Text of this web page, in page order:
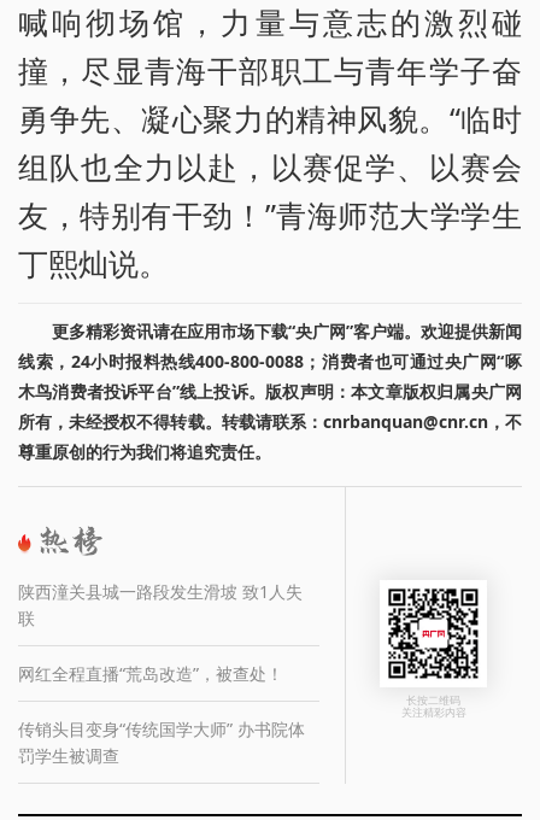
喊响彻场馆，力量与意志的激烈碰
撞，尽显青海干部职工与青年学子奋
勇争先、凝心聚力的精神风貌。“临时
组队也全力以赴，以赛促学、以赛会
友，特别有干劲！”青海师范大学学生
丁熙灿说。
更多精彩资讯请在应用市场下载“央广网”客户端。欢迎提供新闻
线索，24小时报料热线400-800-0088；消费者也可通过央广网“啄
木鸟消费者投诉平台”线上投诉。版权声明：本文章版权归属央广网
所有，未经授权不得转载。转载请联系：cnrbanquan@cnr.cn，不
尊重原创的行为我们将追究责任。
陕西潼关县城一路段发生滑坡 致1人失
联
网红全程直播“荒岛改造”，被查处！
传销头目变身“传统国学大师” 办书院体
罚学生被调查
长按二维码
关注精彩内容